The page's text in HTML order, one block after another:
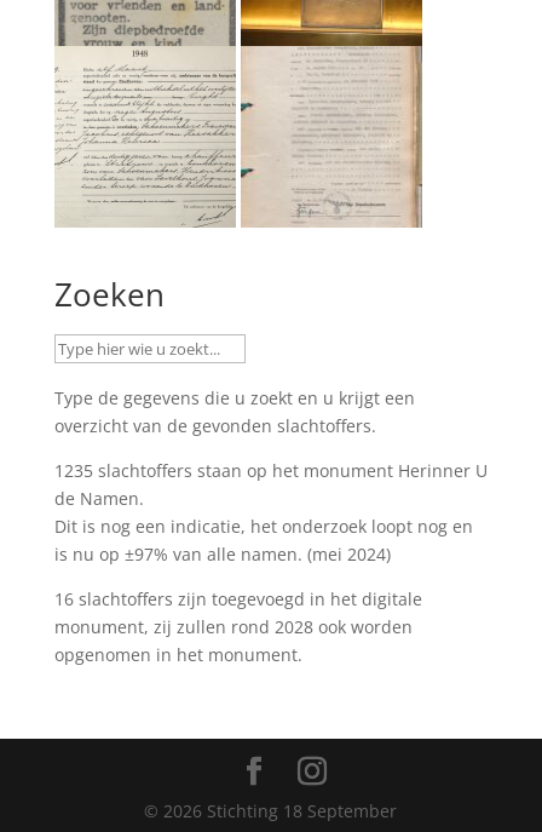
Zoeken
Type de gegevens die u zoekt en u krijgt een
overzicht van de gevonden slachtoffers.
1235 slachtoffers staan op het monument Herinner U
de Namen.
Dit is nog een indicatie, het onderzoek loopt nog en
is nu op ±97% van alle namen. (mei 2024)
16 slachtoffers zijn toegevoegd in het digitale
monument, zij zullen rond 2028 ook worden
opgenomen in het monument.
© 2026 Stichting 18 September